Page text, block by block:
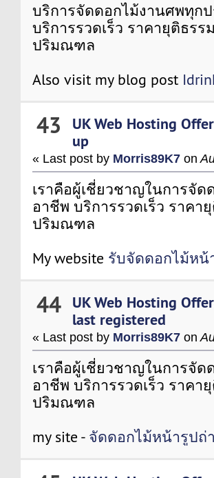
บริการจัดดอกไม้งานศพทุก
บริการรวดเร็ว ราคายุติธรร
ปริมณฑล
Also visit my blog post
43 UK Web Hosting
up
« Last post by Morris89K7 on
เราคือผู้เชี่ยวชาญในการจั
อาชีพ บริการรวดเร็ว ราคา
ปริมณฑล
My website รับจัดดอกไม้หน้
44 UK Web Hosting
last registered
« Last post by Morris89K7 on
เราคือผู้เชี่ยวชาญในการจั
อาชีพ บริการรวดเร็ว ราคา
ปริมณฑล
my site - จัดดอกไม้หน้ารูปถ่